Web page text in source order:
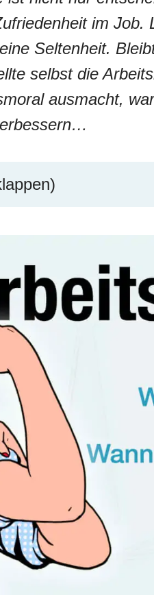
im Job.
Seltenheit.
selbst die
ausmacht,